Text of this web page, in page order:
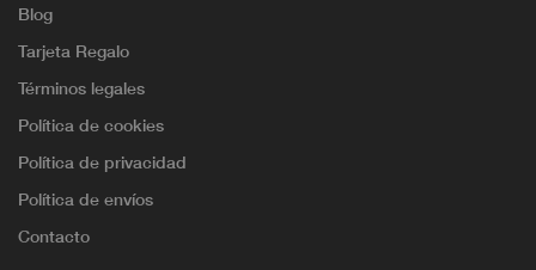
Blog
Tarjeta Regalo
Términos legales
Política de cookies
Política de privacidad
Política de envíos
Contacto